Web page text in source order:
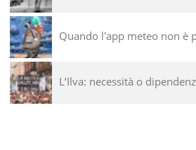
Quando l'app meteo non è
L’Ilva: necessità o